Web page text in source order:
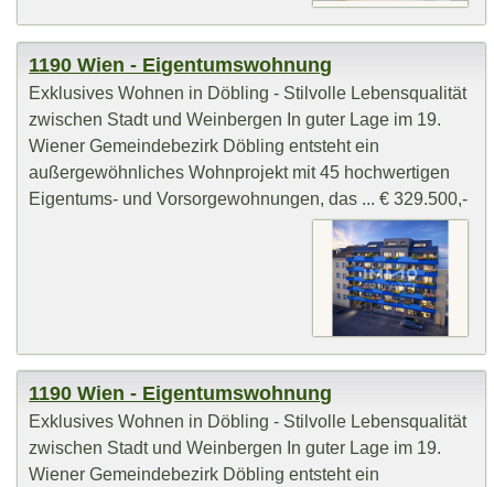
1190 Wien - Eigentumswohnung
Exklusives Wohnen in Döbling - Stilvolle Lebensqualität
zwischen Stadt und Weinbergen In guter Lage im 19.
Wiener Gemeindebezirk Döbling entsteht ein
außergewöhnliches Wohnprojekt mit 45 hochwertigen
Eigentums- und Vorsorgewohnungen, das ... € 329.500,-
1190 Wien - Eigentumswohnung
Exklusives Wohnen in Döbling - Stilvolle Lebensqualität
zwischen Stadt und Weinbergen In guter Lage im 19.
Wiener Gemeindebezirk Döbling entsteht ein